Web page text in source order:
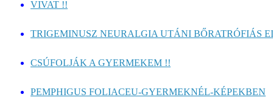
VIVAT !!
TRIGEMINUSZ NEURALGIA UTÁNI BŐRATRÓFIÁS
CSÚFOLJÁK A GYERMEKEM !!
PEMPHIGUS FOLIACEU-GYERMEKNÉL-KÉPEKBEN